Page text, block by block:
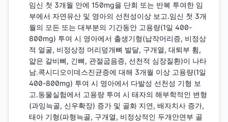
임신 첫 3개월 안에 150mg을 단회 또는 반복 투여한 임
부에서 자연유산 및 영아의 선천성이상 보고.임신 첫 3개
월의 모든 또는 대부분의 기간동안 고용량(1일 400-
800mg) 투여 시 영아에서 출생기형(납작머리증, 비정상
적 얼굴, 비정상정 머리덮개뼈 발달, 구개열, 대퇴부 휨,
얇은 갈비뼈, 긴뼈, 관절굽음증, 선천적 심장질환)이 나타
남.콕시디오이데스진균증에 대해 3개월 이상 고용량(1일
400-800mg) 투여 시 영아에서 다발성 선천성 기형 보
고.동물실험에서 고용량 투여 시 태자의 해부학적인 변형
(과잉늑골, 신우확장) 증가 및 골화 지연, 배자치사 증가,
태아 기형(파형늑골, 구개열, 비정상적인 두개안면부 골